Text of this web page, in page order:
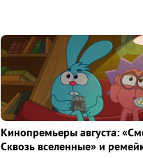
Кинопремьеры августа:
Сквозь вселенные» и